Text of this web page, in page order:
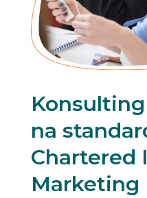
na
Chartered
Marketing